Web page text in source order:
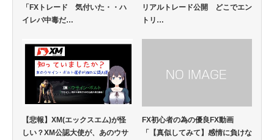
「FXトレード 気付いた・・ハ
イレバ中毒だ…
リアルトレード公開 どこでエン
トリ…
【悲報】XM(エックスエム)が怪
しい？XM公認大使が、あのウサ
FX初心者の為の優良FX動画
「【真似してみて】感情に負けな